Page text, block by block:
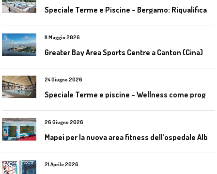
11 Maggio 2026
Greater Bay Area Sports Centre a Canton (Cina)
24 Giugno 2026
26 Giugno 2026
21 Aprile 2026